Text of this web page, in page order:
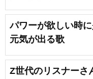
パワーが欲しい時
元気が出る歌
Z世代のリスナーさ